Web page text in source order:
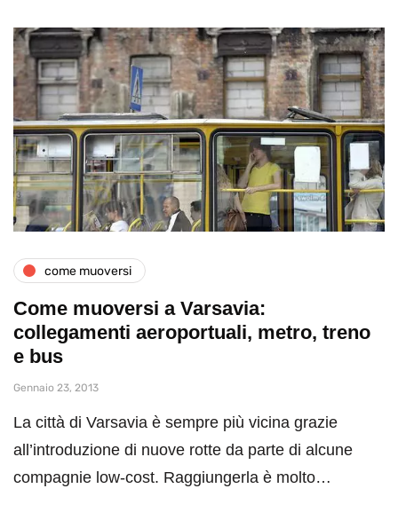
come muoversi
Come muoversi a Varsavia:
collegamenti aeroportuali, metro, treno
e bus
Gennaio 23, 2013
La città di Varsavia è sempre più vicina grazie
all’introduzione di nuove rotte da parte di alcune
compagnie low-cost. Raggiungerla è molto…